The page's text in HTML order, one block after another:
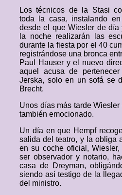
Los técnicos de la Stasi
toda la casa, instalando
desde el que Wiesler de
la noche realizarán las
durante la fiesta por el 40
registrándose una bronca
Paul Hauser y el nuevo
aquel acusa de
Jerska, solo en un sofá se
Brecht.
Unos días más tarde
también emocionado.
Un día en que Hempf
salida del teatro, y la obliga
en su coche oficial,
ser observador y notario,
casa de Dreyman,
siendo así testigo de la
del ministro.